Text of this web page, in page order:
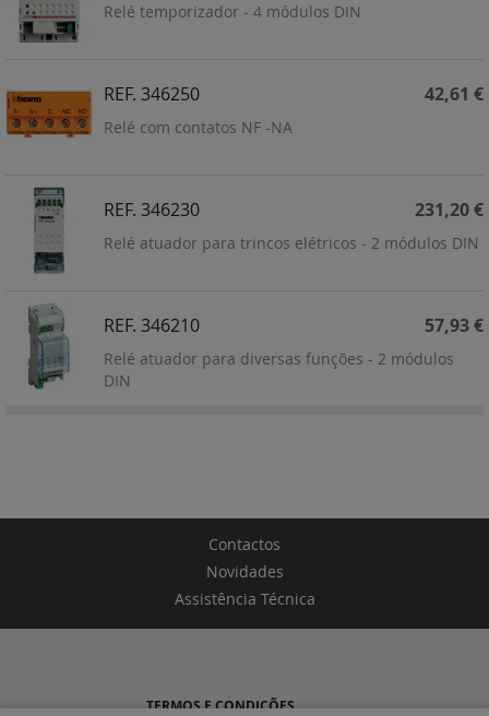
Relé temporizador - 4 módulos DIN
REF. 346250
Relé com contatos NF -NA
42,61 €
REF. 346230
Relé atuador para trincos elétricos - 2 módulos DIN
231,20 €
REF. 346210
Relé atuador para diversas funções - 2 módulos
DIN
57,93 €
Contactos
Novidades
Assistência Técnica
TERMOS E CONDIÇÕES